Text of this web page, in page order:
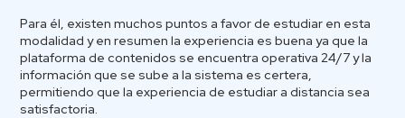
Para él, existen muchos puntos a favor de estudiar en esta
modalidad y en resumen la experiencia es buena ya que la
plataforma de contenidos se encuentra operativa 24/7 y la
información que se sube a la sistema es certera,
permitiendo que la experiencia de estudiar a distancia sea
satisfactoria.